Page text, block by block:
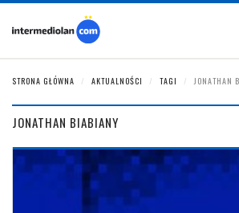
STRONA GŁÓWNA AKTUALNOŚCI TAGI JONATHAN
JONATHAN BIABIANY